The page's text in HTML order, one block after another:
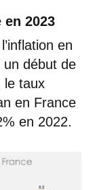
2023
en
un début de
le taux
en France
en 2022.